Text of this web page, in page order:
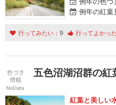
例年の紅葉
行ってみたい： 9 行ってよかっ
五色沼湖沼群の紅
紅葉と美しい